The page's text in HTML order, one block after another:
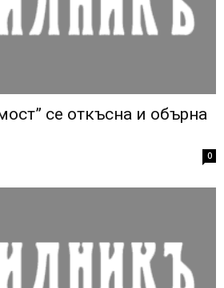
се откъсна и обърна
0